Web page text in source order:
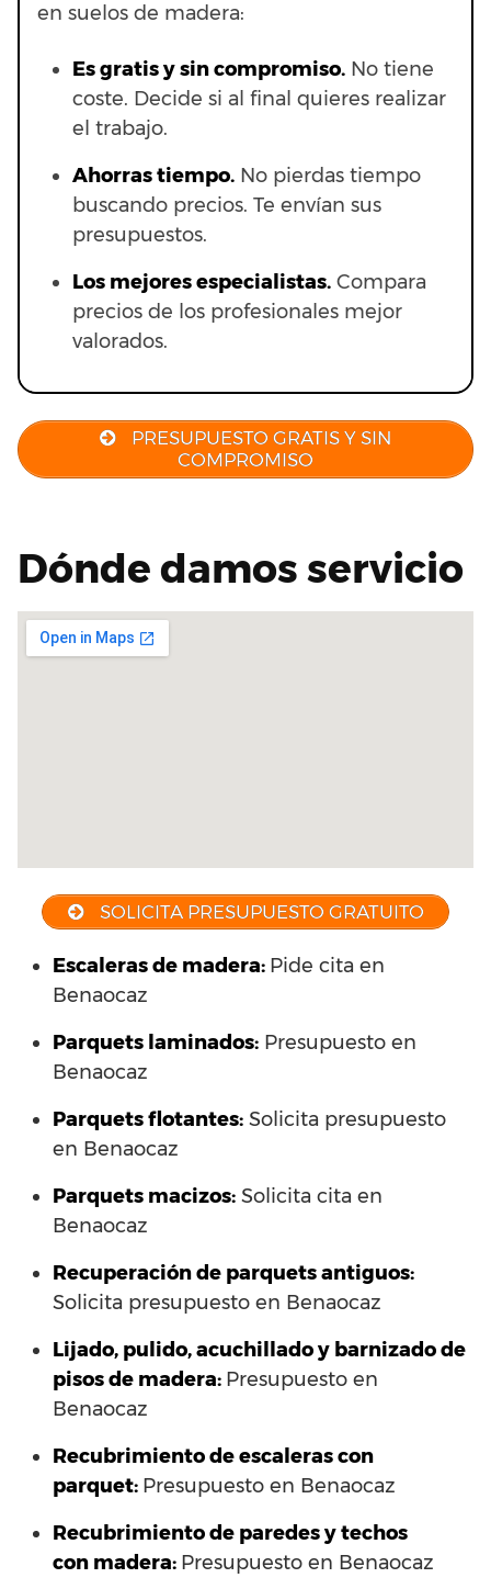
en suelos de madera:
Es gratis y sin compromiso. No tiene
coste. Decide si al final quieres realizar
el trabajo.
Ahorras tiempo. No pierdas tiempo
buscando precios. Te envían sus
presupuestos.
Los mejores especialistas. Compara
precios de los profesionales mejor
valorados.
PRESUPUESTO GRATIS Y SIN
COMPROMISO
Dónde damos servicio
SOLICITA PRESUPUESTO GRATUITO
Escaleras de madera: Pide cita en
Benaocaz
Parquets laminados: Presupuesto en
Benaocaz
Parquets flotantes: Solicita presupuesto
en Benaocaz
Parquets macizos: Solicita cita en
Benaocaz
Recuperación de parquets antiguos:
Solicita presupuesto en Benaocaz
Lijado, pulido, acuchillado y barnizado de
pisos de madera: Presupuesto en
Benaocaz
Recubrimiento de escaleras con
parquet: Presupuesto en Benaocaz
Recubrimiento de paredes y techos
con madera: Presupuesto en Benaocaz